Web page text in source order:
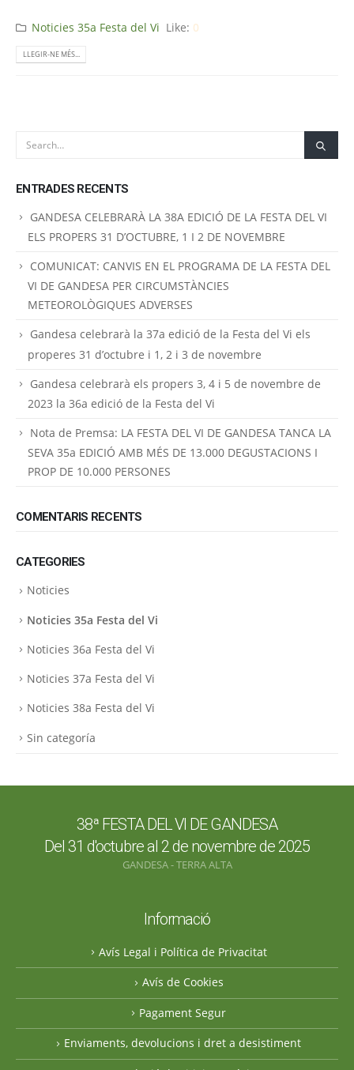
Noticies 35a Festa del Vi Like: 0
LLEGIR-NE MÉS...
ENTRADES RECENTS
GANDESA CELEBRARÀ LA 38A EDICIÓ DE LA FESTA DEL VI
ELS PROPERS 31 D’OCTUBRE, 1 I 2 DE NOVEMBRE
COMUNICAT: CANVIS EN EL PROGRAMA DE LA FESTA DEL
VI DE GANDESA PER CIRCUMSTÀNCIES
METEOROLÒGIQUES ADVERSES
Gandesa celebrarà la 37a edició de la Festa del Vi els
properes 31 d’octubre i 1, 2 i 3 de novembre
Gandesa celebrarà els propers 3, 4 i 5 de novembre de
2023 la 36a edició de la Festa del Vi
Nota de Premsa: LA FESTA DEL VI DE GANDESA TANCA LA
SEVA 35a EDICIÓ AMB MÉS DE 13.000 DEGUSTACIONS I
PROP DE 10.000 PERSONES
COMENTARIS RECENTS
CATEGORIES
Noticies
Noticies 35a Festa del Vi
Noticies 36a Festa del Vi
Noticies 37a Festa del Vi
Noticies 38a Festa del Vi
Sin categoría
38ª FESTA DEL VI DE GANDESA
Del 31 d'octubre al 2 de novembre de 2025
GANDESA - TERRA ALTA
Informació
Avís Legal i Política de Privacitat
Avís de Cookies
Pagament Segur
Enviaments, devolucions i dret a desistiment